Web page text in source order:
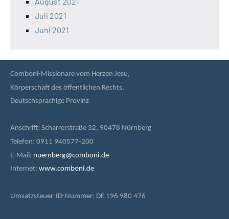
Juli 2021
Juni 2021
Comboni-Missionare vom Herzen Jesu,
Körperschaft des öffentlichen Rechts,
Deutschsprachige Provinz
Anschrift: Scharrerstraße 32, 90478 Nürnberg
Telefon: 0911 940577-200
E-Mail: nuernberg@comboni.de
Internet: www.comboni.de
Umsatzsteuer-ID-Nummer: DE 196 980 476